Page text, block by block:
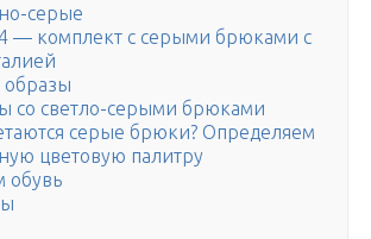
серые
— комплект с серыми брюками с
со светло-серыми брюками
серые брюки? Определяем
цветовую палитру
обувь